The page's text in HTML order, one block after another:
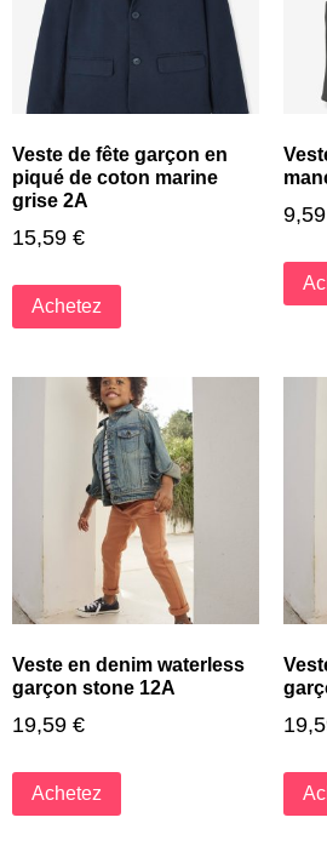
Veste de fête garçon en
piqué de coton marine
grise 2A
15,59 €
Achetez
9,59
Veste en denim waterless
garçon stone 12A
19,59 €
Achetez